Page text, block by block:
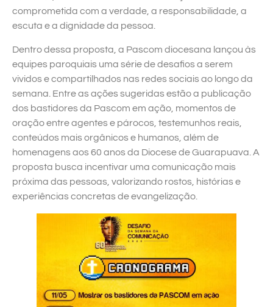
comprometida com a verdade, a responsabilidade, a
escuta e a dignidade da pessoa.
Dentro dessa proposta, a Pascom diocesana lançou às
equipes paroquiais uma série de desafios a serem
vividos e compartilhados nas redes sociais ao longo da
semana. Entre as ações sugeridas estão a publicação
dos bastidores da Pascom em ação, momentos de
oração entre agentes e párocos, testemunhos reais,
conteúdos mais orgânicos e humanos, além de
homenagens aos 60 anos da Diocese de Guarapuava. A
proposta busca incentivar uma comunicação mais
próxima das pessoas, valorizando rostos, histórias e
experiências concretas de evangelização.